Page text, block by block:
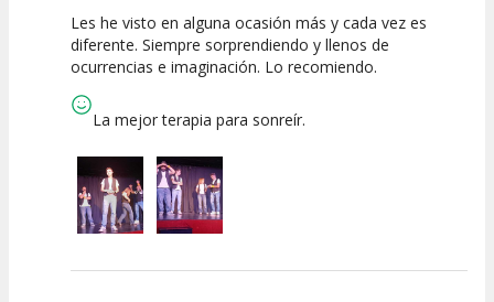
10
Calidad del
10
Puesta en
10
Interpretación
Les he visto en alguna ocasión más y cada vez es
diferente. Siempre sorprendiendo y llenos de
ocurrencias e imaginación. Lo recomiendo.
La mejor terapia para sonreír.